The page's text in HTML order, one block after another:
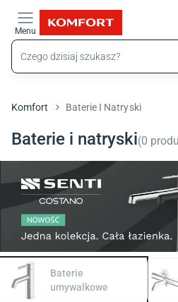
Menu
Komfort Baterie I Natryski
Baterie i natryski(0
Baterie
umywalkowe